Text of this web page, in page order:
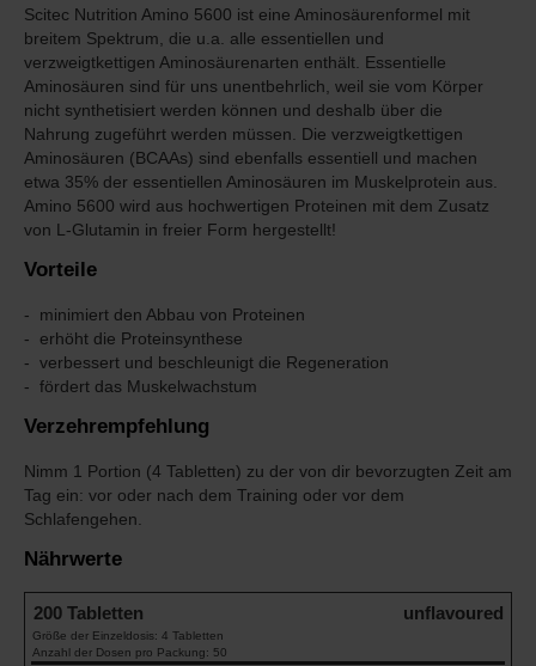
Scitec Nutrition Amino 5600 ist eine Aminosäurenformel mit
breitem Spektrum, die u.a. alle essentiellen und
verzweigtkettigen Aminosäurenarten enthält. Essentielle
Aminosäuren sind für uns unentbehrlich, weil sie vom Körper
nicht synthetisiert werden können und deshalb über die
Nahrung zugeführt werden müssen. Die verzweigtkettigen
Aminosäuren (BCAAs) sind ebenfalls essentiell und machen
etwa 35% der essentiellen Aminosäuren im Muskelprotein aus.
Amino 5600 wird aus hochwertigen Proteinen mit dem Zusatz
von L-Glutamin in freier Form hergestellt!
Vorteile
minimiert den Abbau von Proteinen
erhöht die Proteinsynthese
verbessert und beschleunigt die Regeneration
fördert das Muskelwachstum
Verzehrempfehlung
Nimm 1 Portion (4 Tabletten) zu der von dir bevorzugten Zeit am
Tag ein: vor oder nach dem Training oder vor dem
Schlafengehen.
Nährwerte
200 Tabletten unflavoured
Größe der Einzeldosis: 4 Tabletten
Anzahl der Dosen pro Packung: 50